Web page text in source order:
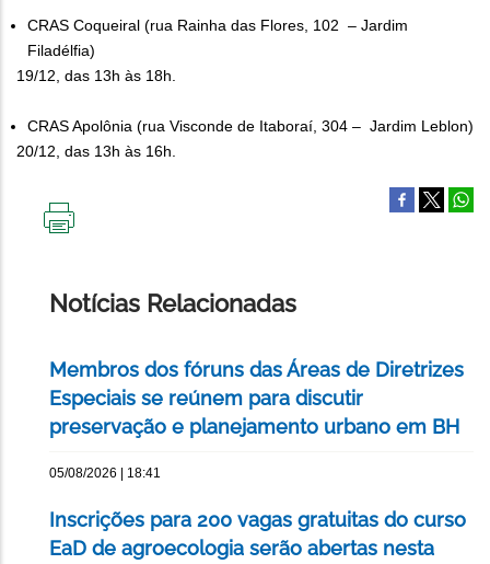
CRAS Coqueiral (rua Rainha das Flores, 102 – Jardim
Filadélfia)
19/12, das 13h às 18h.
CRAS Apolônia (rua Visconde de Itaboraí, 304 – Jardim Leblon)
20/12, das 13h às 16h.
Notícias Relacionadas
Membros dos fóruns das Áreas de Diretrizes
Especiais se reúnem para discutir
preservação e planejamento urbano em BH
05/08/2026 | 18:41
Inscrições para 200 vagas gratuitas do curso
EaD de agroecologia serão abertas nesta